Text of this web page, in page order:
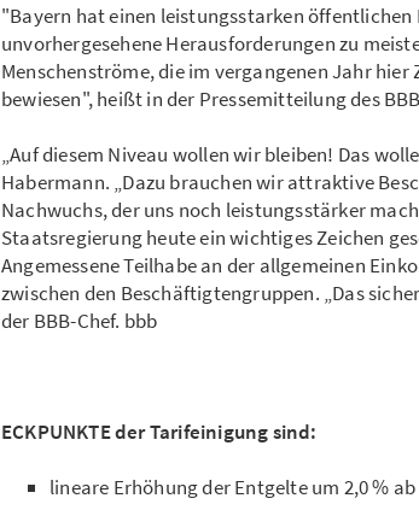
"Bayern hat einen leistungsstarken öffentlichen
unvorhergesehene Herausforderungen zu
Menschenströme, die im vergangenen Jahr
bewiesen", heißt in der Pressemitteilung des
„Auf diesem Niveau wollen wir bleiben! Das
Habermann. „Dazu brauchen wir attraktive
Nachwuchs, der uns noch leistungsstärker
Staatsregierung heute ein wichtiges Zeichen
Angemessene Teilhabe an der allgemeinen
zwischen den Beschäftigtengruppen. „Das
der BBB-Chef. bbb
ECKPUNKTE der Tarifeinigung sind:
lineare Erhöhung der Entgelte um 2,0 %